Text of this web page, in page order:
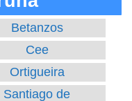
Betanzos
Cee
Ortigueira
Santiago de